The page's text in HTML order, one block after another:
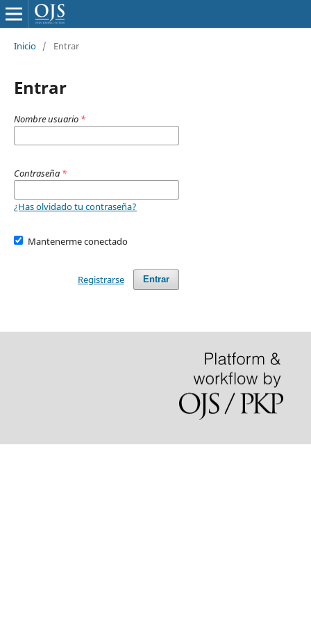
Inicio / Entrar
Entrar
Nombre usuario *
Contraseña *
¿Has olvidado tu contraseña?
Mantenerme conectado
Entrar
Registrarse